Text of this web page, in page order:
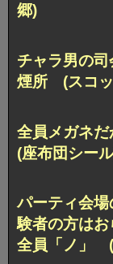
郷)
チャラ男の司
煙所 (スコ
全員メガネ
(座布団シー
パーティ会場
験者の方はお
全員「ノ」